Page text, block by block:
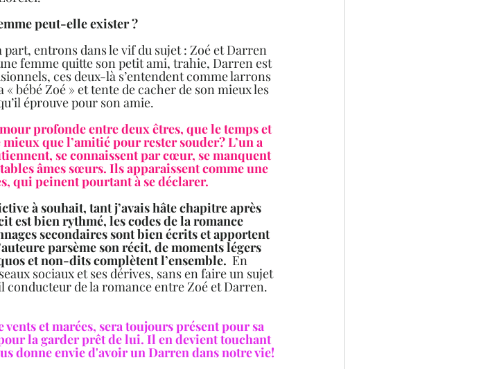
peut-elle exister ?
part, entrons dans le vif du sujet : Zoé et Darren
femme quitte son petit ami, trahie, Darren est
ces deux-là s’entendent comme larrons
bébé Zoé » et tente de cacher de son mieux les
éprouve pour son amie.
profonde entre deux êtres, que le temps et
que l’amitié pour rester souder? L’un a
se connaissent par cœur, se manquent
âmes sœurs. Ils apparaissent comme une
qui peinent pourtant à se déclarer.
à souhait, tant j’avais hâte chapitre après
est bien rythmé, les codes de la romance
secondaires sont bien écrits et apportent
parsème son récit, de moments légers
et non-dits complètent l’ensemble. En
sociaux et ses dérives, sans en faire un sujet
de la romance entre Zoé et Darren.
et marées, sera toujours présent pour sa
la garder prêt de lui. Il en devient touchant
donne envie d'avoir un Darren dans notre vie!